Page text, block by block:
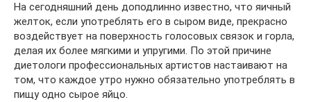
На сегодняшний день доподлинно известно, что яичный
желток, если употреблять его в сыром виде, прекрасно
воздействует на поверхность голосовых связок и горла,
делая их более мягкими и упругими. По этой причине
диетологи профессиональных артистов настаивают на
том, что каждое утро нужно обязательно употреблять в
пищу одно сырое яйцо.